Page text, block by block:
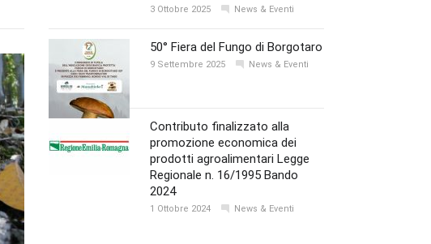
3 Ottobre 2025 News & Eventi
50° Fiera del Fungo di Borgotaro
9 Settembre 2025 News & Eventi
Contributo finalizzato alla
promozione economica dei
prodotti agroalimentari Legge
Regionale n. 16/1995 Bando
2024
1 Ottobre 2024 News & Eventi